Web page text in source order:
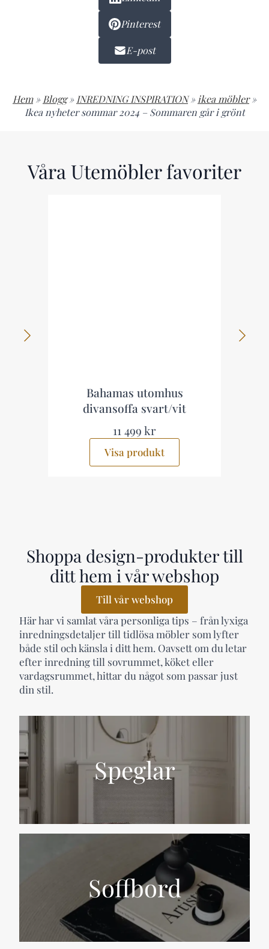
Pinterest
E-post
Hem » Blogg » INREDNING INSPIRATION » ikea möbler »
Ikea nyheter sommar 2024 – Sommaren går i grönt
Våra Utemöbler favoriter
Bahamas utomhus
divansoffa svart/vit
Visa produkt
Speglar
Soffbord
Shoppa design-produkter till
ditt hem i vår webshop
Till vår webshop
Här har vi samlat våra personliga tips – från lyxiga
inredningsdetaljer till tidlösa möbler som lyfter
både stil och känsla i ditt hem. Oavsett om du letar
efter inredning till sovrummet, köket eller
vardagsrummet, hittar du något som passar just
din stil.